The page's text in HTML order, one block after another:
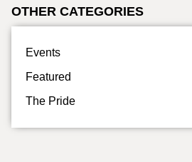
OTHER CATEGORIES
Events
Featured
The Pride